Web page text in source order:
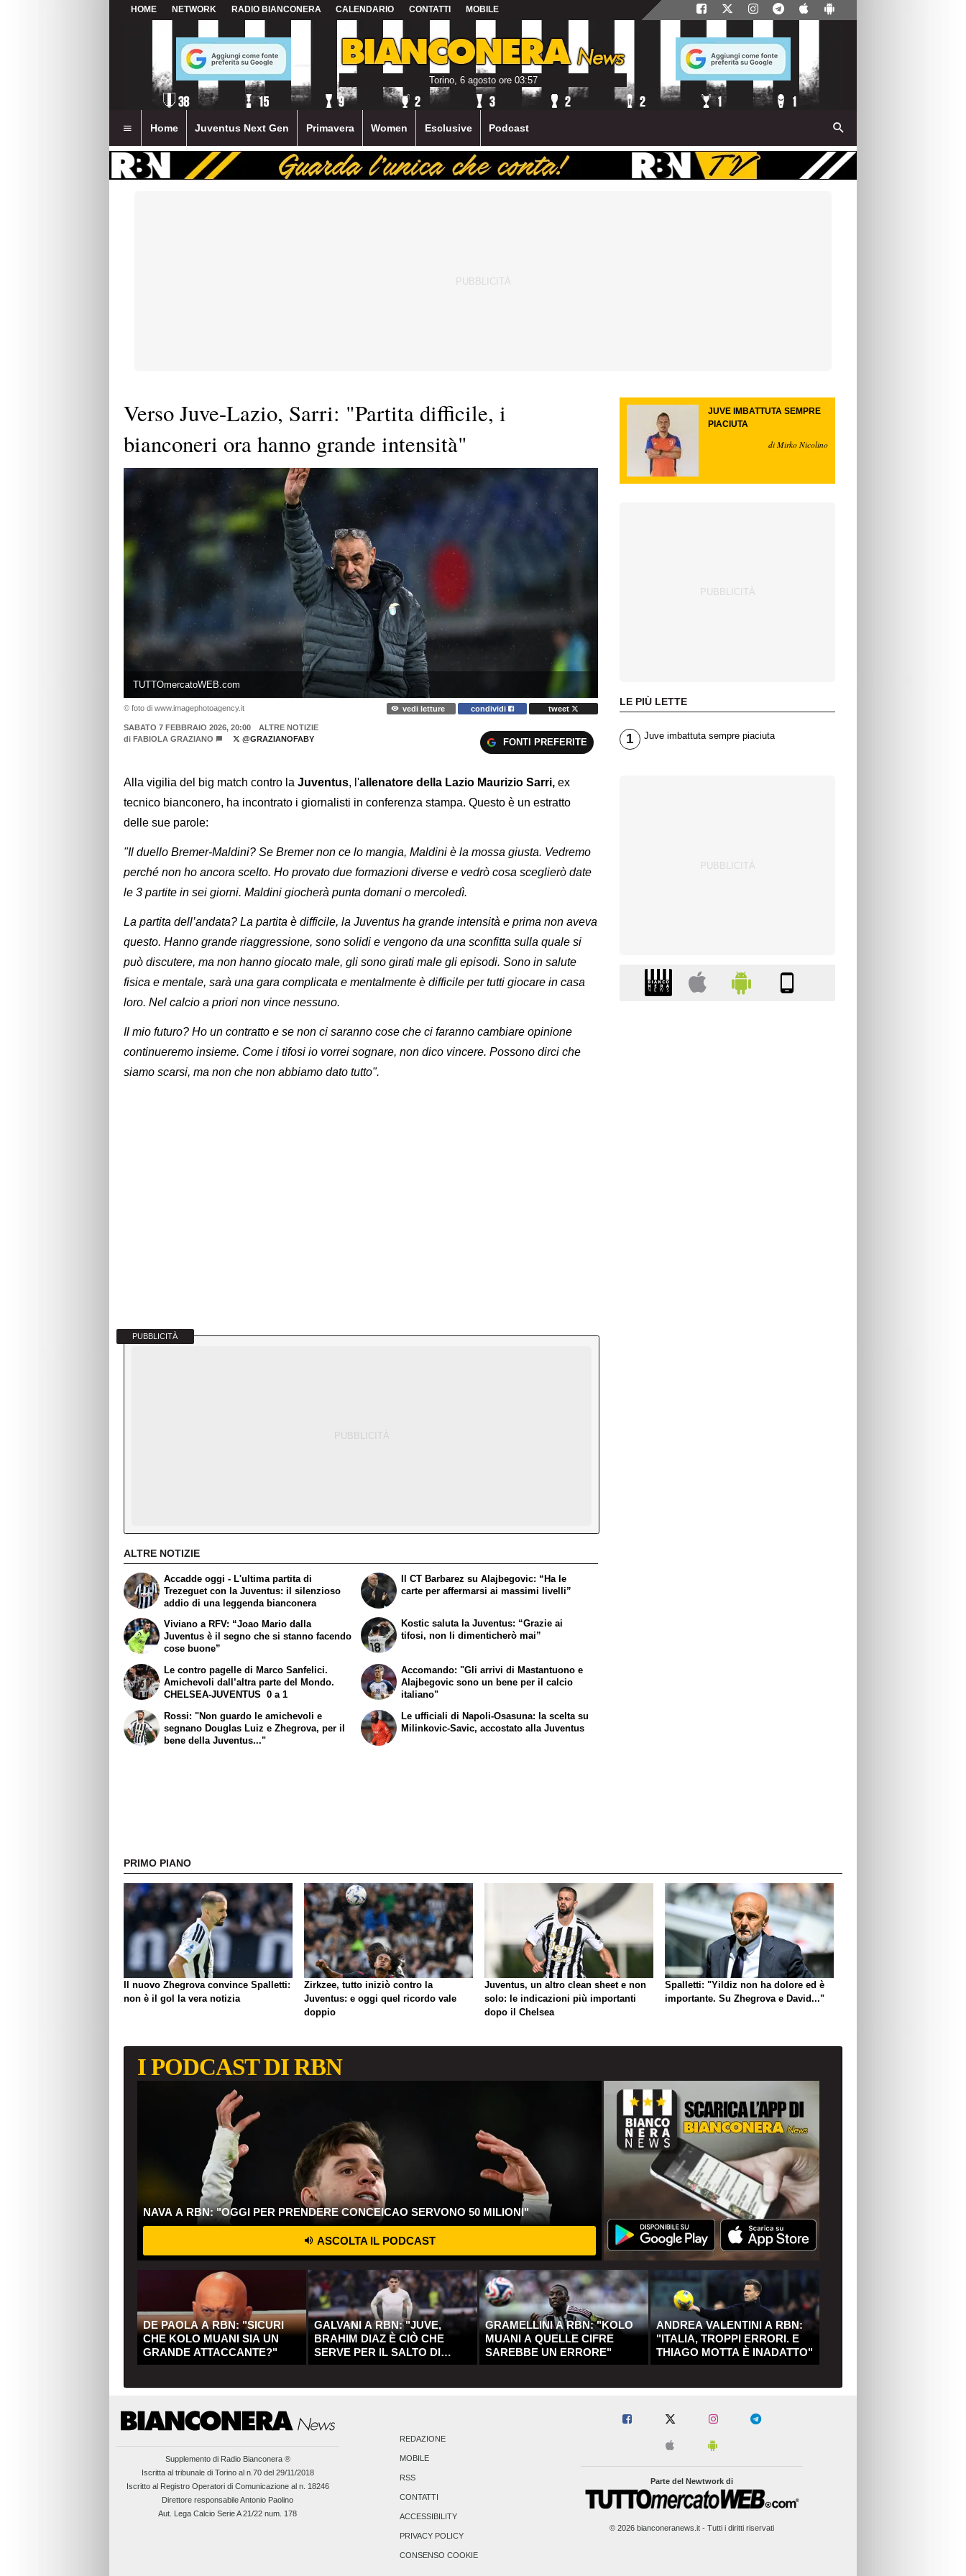
HOME NETWORK RADIO BIANCONERA CALENDARIO CONTATTI MOBILE
Torino, 6 agosto ore 03:57
Home Juventus Next Gen Primavera Women Esclusive Podcast
Verso Juve-Lazio, Sarri: "Partita difficile, i
bianconeri ora hanno grande intensità"
TUTTOmercatoWEB.com
© foto di www.imagephotoagency.it vedi letture condividi tweet
SABATO 7 FEBBRAIO 2026, 20:00
ALTRE NOTIZIE
di FABIOLA GRAZIANO @GRAZIANOFABY FONTI PREFERITE
Alla vigilia del big match contro la Juventus, l'allenatore della Lazio Maurizio Sarri, ex
tecnico bianconero, ha incontrato i giornalisti in conferenza stampa. Questo è un estratto
delle sue parole:
"Il duello Bremer-Maldini? Se Bremer non ce lo mangia, Maldini è la mossa giusta. Vedremo
perché non ho ancora scelto. Ho provato due formazioni diverse e vedrò cosa sceglierò date
le 3 partite in sei giorni. Maldini giocherà punta domani o mercoledì.
La partita dell’andata? La partita è difficile, la Juventus ha grande intensità e prima non aveva
questo. Hanno grande riaggressione, sono solidi e vengono da una sconfitta sulla quale si
può discutere, ma non hanno giocato male, gli sono girati male gli episodi. Sono in salute
fisica e mentale, sarà una gara complicata e mentalmente è difficile per tutti giocare in casa
loro. Nel calcio a priori non vince nessuno.
Il mio futuro? Ho un contratto e se non ci saranno cose che ci faranno cambiare opinione
continueremo insieme. Come i tifosi io vorrei sognare, non dico vincere. Possono dirci che
siamo scarsi, ma non che non abbiamo dato tutto".
PUBBLICITÀ
ALTRE NOTIZIE
Accadde oggi - L'ultima partita di
Trezeguet con la Juventus: il silenzioso
addio di una leggenda bianconera
Viviano a RFV: “Joao Mario dalla
Juventus è il segno che si stanno facendo
cose buone”
Il CT Barbarez su Alajbegovic: “Ha le
carte per affermarsi ai massimi livelli”
Kostic saluta la Juventus: “Grazie ai
tifosi, non li dimenticherò mai”
Le contro pagelle di Marco Sanfelici.
Amichevoli dall’altra parte del Mondo.
CHELSEA-JUVENTUS 0 a 1
Rossi: "Non guardo le amichevoli e
segnano Douglas Luiz e Zhegrova, per il
bene della Juventus..."
Accomando: "Gli arrivi di Mastantuono e
Alajbegovic sono un bene per il calcio
italiano"
Le ufficiali di Napoli-Osasuna: la scelta su
Milinkovic-Savic, accostato alla Juventus
JUVE IMBATTUTA SEMPRE
PIACIUTA
di Mirko Nicolino
LE PIÙ LETTE
1 Juve imbattuta sempre piaciuta
PRIMO PIANO
Il nuovo Zhegrova convince Spalletti:
non è il gol la vera notizia
Zirkzee, tutto iniziò contro la
Juventus: e oggi quel ricordo vale
doppio
Juventus, un altro clean sheet e non
solo: le indicazioni più importanti
dopo il Chelsea
Spalletti: "Yildiz non ha dolore ed è
importante. Su Zhegrova e David..."
I PODCAST DI RBN
NAVA A RBN: "OGGI PER PRENDERE CONCEICAO SERVONO 50 MILIONI"
ASCOLTA IL PODCAST
DE PAOLA A RBN: "SICURI
CHE KOLO MUANI SIA UN
GRANDE ATTACCANTE?"
GALVANI A RBN: "JUVE,
BRAHIM DIAZ È CIÒ CHE
SERVE PER IL SALTO DI
QUALITÀ"
GRAMELLINI A RBN: "KOLO
MUANI A QUELLE CIFRE
SAREBBE UN ERRORE"
ANDREA VALENTINI A RBN:
"ITALIA, TROPPI ERRORI. E
THIAGO MOTTA È INADATTO"
Supplemento di Radio Bianconera ®
Iscritta al tribunale di Torino al n.70 del 29/11/2018
Iscritto al Registro Operatori di Comunicazione al n. 18246
Direttore responsabile Antonio Paolino
Aut. Lega Calcio Serie A 21/22 num. 178
REDAZIONE
MOBILE
RSS
CONTATTI
ACCESSIBILITY
PRIVACY POLICY
CONSENSO COOKIE
Parte del Newtwork di
© 2026 bianconeranews.it - Tutti i diritti riservati